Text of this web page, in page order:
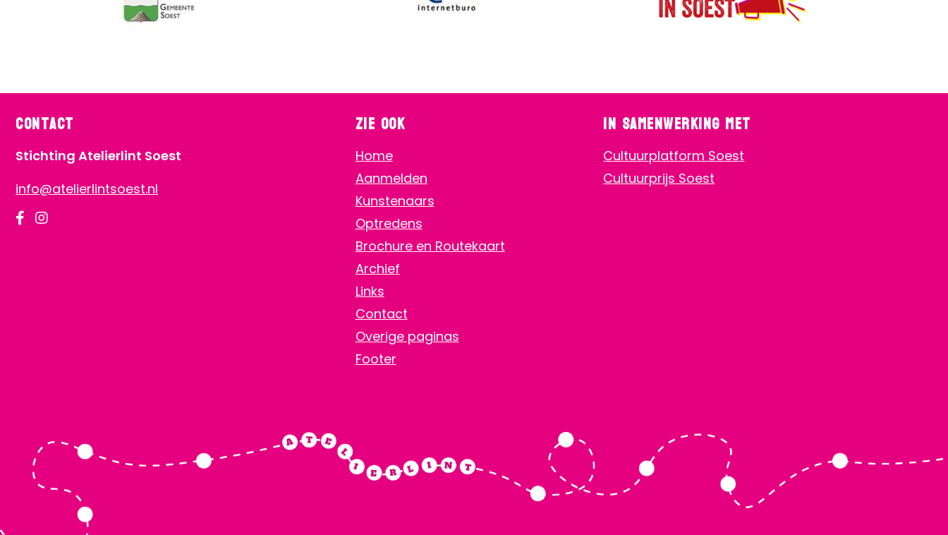
Contact
Stichting Atelierlint Soest
info@atelierlintsoest.nl
Zie ook
Home
Aanmelden
Kunstenaars
Optredens
Brochure en Routekaart
Archief
Links
Contact
Overige paginas
Footer
In samenwerking met
Cultuurplatform Soest
Cultuurprijs Soest